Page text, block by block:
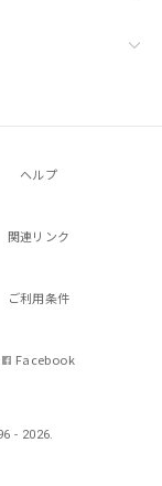
ヘルプ
関連リンク
ご利用条件
Facebook
- 2026.